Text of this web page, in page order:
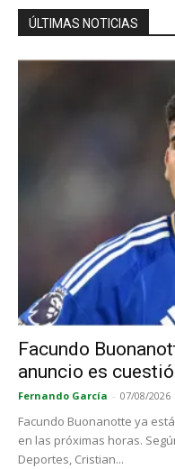
ÚLTIMAS NOTICIAS
Facundo
anuncio es
Fernando García - 07/08/2026
Facundo Buonanotte ya
en las próximas horas.
Deportes, Cristian...